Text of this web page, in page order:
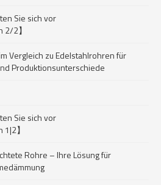
Sie sich vor
2/2】
Vergleich zu Edelstahlrohren für
Produktionsunterschiede
Sie sich vor
】
Rohre – Ihre Lösung für